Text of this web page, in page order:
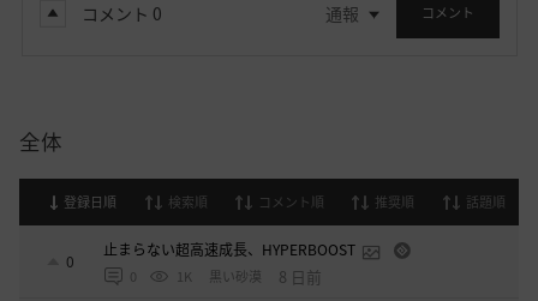
コメント 0 通報 コメント
全体
登録日順 検索順 コメント順 推奨順 話題順
0
止まらない超高速成長、HYPERBOOST
0 1K 黒い砂漠 8 日前